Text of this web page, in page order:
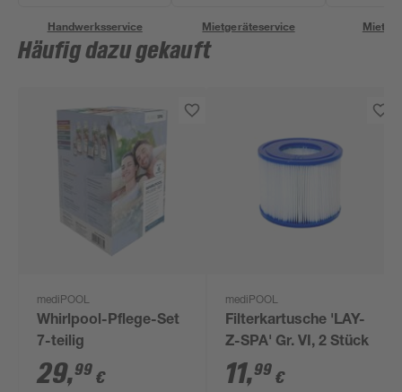
Handwerksservice Mietgeräteservice
Häufig dazu gekauft
mediPOOL
Whirlpool-Pflege-Set
7-teilig
29,99 €
mediPOOL
Filterkartusche 'LAY-
Z-SPA' Gr. VI, 2 Stück
11,99 €